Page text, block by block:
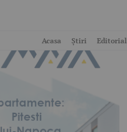
Acasa Știri Editorial